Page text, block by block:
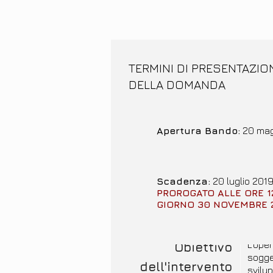
Obiettivo
dell'intervento
TERMINI DI
DELLA DOMANDA
Apertura Bando: 20
Scadenza: 20 luglio
PROROGATO ALLE ORE
GIORNO 30 NOVEMBRE